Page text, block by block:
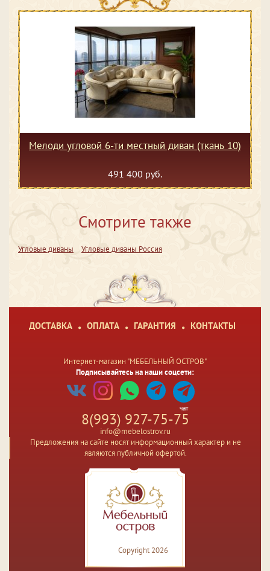
Мелоди угловой 6-ти местный диван (ткань 10)
491 400 руб.
Смотрите также
Угловые диваны Угловые диваны Россия
ДОСТАВКА ОПЛАТА ГАРАНТИЯ КОНТАКТЫ
Интернет-магазин "МЕБЕЛЬНЫЙ ОСТРОВ"
Подписывайтесь на наши соцсети:
чат
8(993) 927-75-75
info@mebelostrov.ru
Предложения на сайте носят информационный характер и не
являются публичной офертой.
Copyright 2026